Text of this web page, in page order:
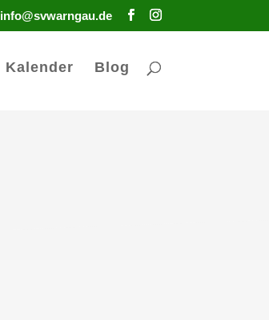
info@svwarngau.de
Kalender Blog